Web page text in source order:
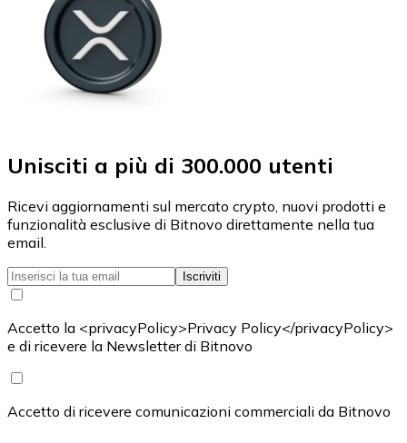
Unisciti a più di 300.000 utenti
Ricevi aggiornamenti sul mercato crypto, nuovi prodotti e
funzionalità esclusive di Bitnovo direttamente nella tua
email.
Iscriviti
Accetto la <privacyPolicy>Privacy Policy</privacyPolicy>
e di ricevere la Newsletter di Bitnovo
Accetto di ricevere comunicazioni commerciali da Bitnovo